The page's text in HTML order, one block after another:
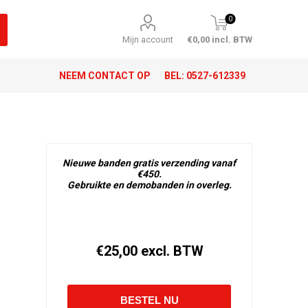
Mijn account
0
€0,00 incl. BTW
NEEM CONTACT OP BEL: 0527-612339
Nieuwe banden gratis verzending vanaf
€450.
Gebruikte en demobanden in overleg.
€25,00 excl. BTW